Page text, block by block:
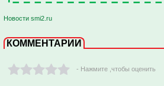
Новости smi2.ru
КОММЕНТАРИИ
- Нажмите ,чтобы оценить